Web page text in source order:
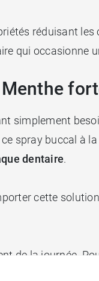
réduisant
qui occasionne
simplement
spray buccal à la
dentaire.
cette
de la journée.